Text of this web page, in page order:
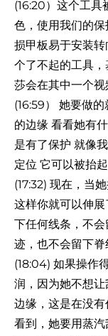
(16:20）这个工具
色，使用我们的
损甲板易于安装
个了不起的工具
莎会在其中一个视
(16:59） 她要做
的边缘 看看她有
是有了保护 就像
定位 它可以被抬
(17:32) 现在，当
这样你就可以伸
下任何线条，不
迹，也不会留下脊
(18:04) 如果操作
润，因为她不想
边缘，这是在没
看到，她要用蒸汽